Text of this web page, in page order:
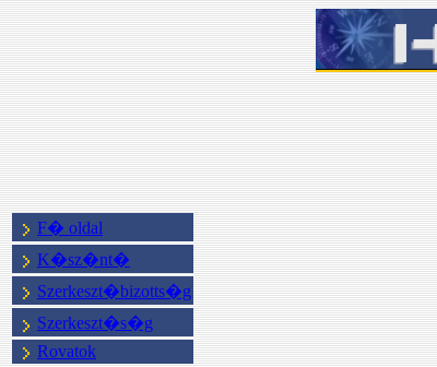
F� oldal
K�sz�nt�
Szerkeszt�bizotts�g
Szerkeszt�s�g
Rovatok